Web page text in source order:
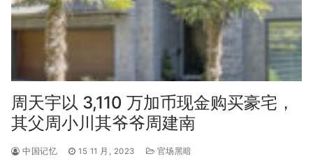
周天宇以 3,110 万加币现金购买豪宅，
其父周小川其爷爷周建南
中国记忆 15 11 月, 2023 官场黑暗